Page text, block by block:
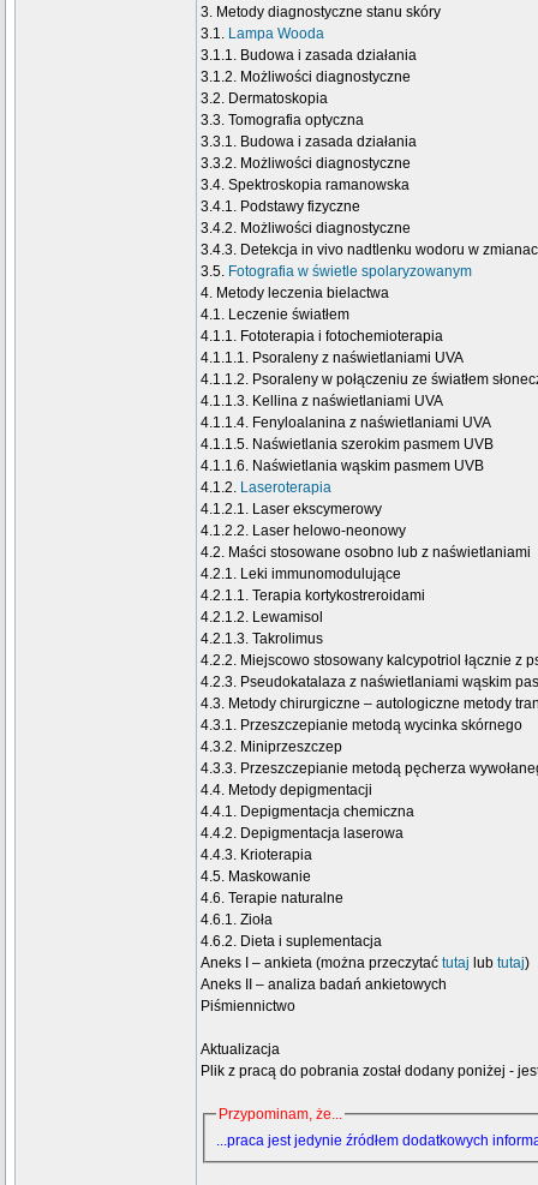
3. Metody diagnostyczne stanu skóry
3.1. Lampa Wooda
3.1.1. Budowa i zasada działania
3.1.2. Możliwości diagnostyczne
3.2. Dermatoskopia
3.3. Tomografia optyczna
3.3.1. Budowa i zasada działania
3.3.2. Możliwości diagnostyczne
3.4. Spektroskopia ramanowska
3.4.1. Podstawy fizyczne
3.4.2. Możliwości diagnostyczne
3.4.3. Detekcja in vivo nadtlenku wodoru w
3.5. Fotografia w świetle spolaryzowanym
4. Metody leczenia bielactwa
4.1. Leczenie światłem
4.1.1. Fototerapia i fotochemioterapia
4.1.1.1. Psoraleny z naświetlaniami UVA
4.1.1.2. Psoraleny w połączeniu ze światłem
4.1.1.3. Kellina z naświetlaniami UVA
4.1.1.4. Fenyloalanina z naświetlaniami UVA
4.1.1.5. Naświetlania szerokim pasmem UVB
4.1.1.6. Naświetlania wąskim pasmem UVB
4.1.2. Laseroterapia
4.1.2.1. Laser ekscymerowy
4.1.2.2. Laser helowo-neonowy
4.2. Maści stosowane osobno lub z naświetlaniami
4.2.1. Leki immunomodulujące
4.2.1.1. Terapia kortykostreroidami
4.2.1.2. Lewamisol
4.2.1.3. Takrolimus
4.2.2. Miejscowo stosowany kalcypotriol łącznie z
4.2.3. Pseudokatalaza z naświetlaniami wąskim
4.3. Metody chirurgiczne – autologiczne metody
4.3.1. Przeszczepianie metodą wycinka skórnego
4.3.2. Miniprzeszczep
4.3.3. Przeszczepianie metodą pęcherza
4.4. Metody depigmentacji
4.4.1. Depigmentacja chemiczna
4.4.2. Depigmentacja laserowa
4.4.3. Krioterapia
4.5. Maskowanie
4.6. Terapie naturalne
4.6.1. Zioła
4.6.2. Dieta i suplementacja
Aneks I – ankieta (można przeczytać tutaj lub tutaj)
Aneks II – analiza badań ankietowych
Piśmiennictwo
Aktualizacja
Plik z pracą do pobrania został dodany poniżej -
Przypominam, że...
...praca jest jedynie źródłem dodatkowych